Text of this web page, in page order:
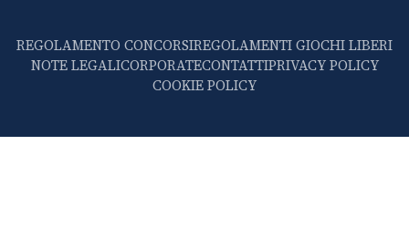
REGOLAMENTO CONCORSIREGOLAMENTI GIOCHI LIBERI
NOTE LEGALICORPORATECONTATTIPRIVACY POLICY
COOKIE POLICY